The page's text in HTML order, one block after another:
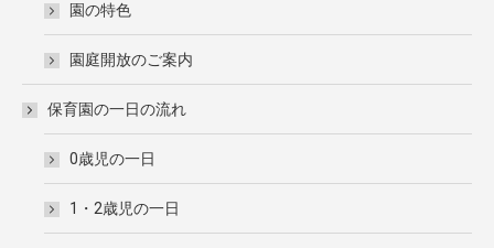
園の特色
園庭開放のご案内
保育園の一日の流れ
0歳児の一日
1・2歳児の一日